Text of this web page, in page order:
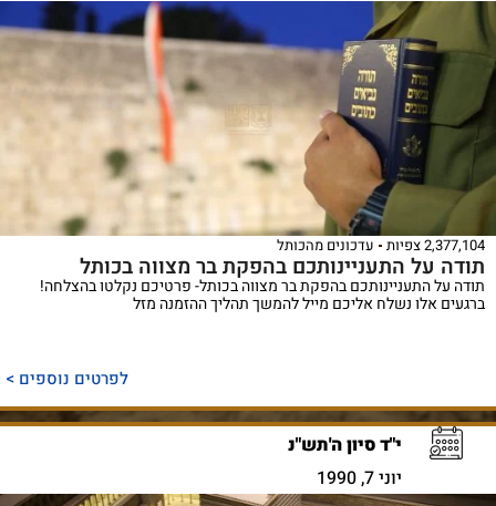
2,377,104 צפיות עדכונים מהכותל
תודה על התעניינותכם בהפקת בר מצווה בכותל
תודה על התעניינותכם בהפקת בר מצווה בכותל- פרטיכם נקלטו בהצלחה!
ברגעים אלו נשלח אליכם מייל להמשך תהליך ההזמנה מזל
לפרטים נוספים >
י"ד סיון ה'תש"נ
יוני 7, 1990